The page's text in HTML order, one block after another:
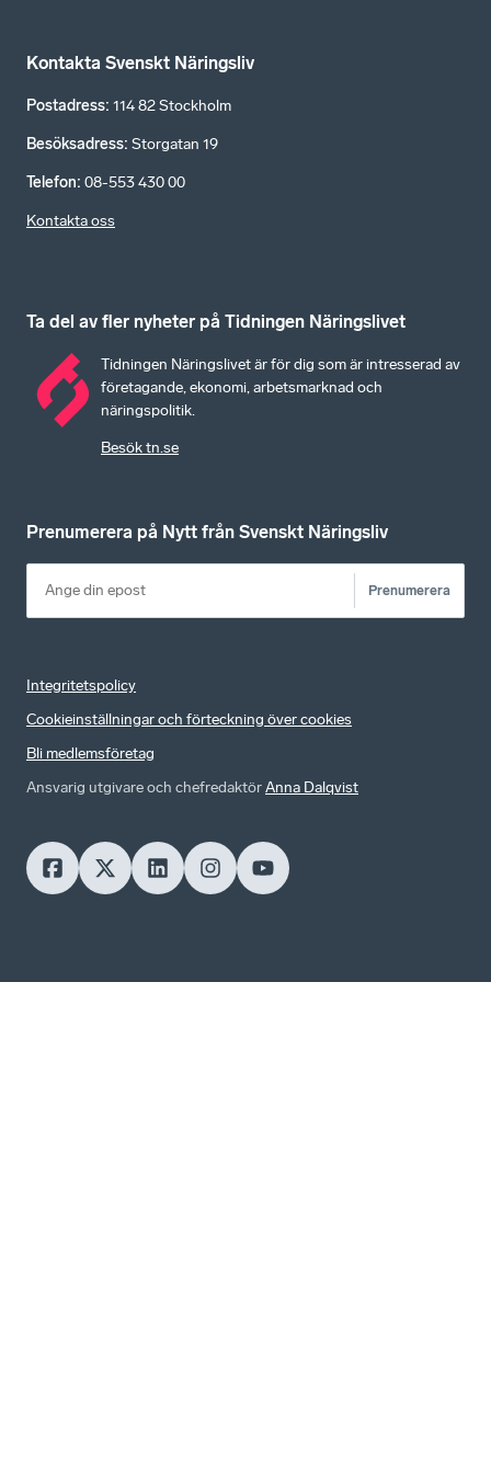
Kontakta Svenskt Näringsliv
Postadress: 114 82 Stockholm
Besöksadress: Storgatan 19
Telefon: 08-553 430 00
Kontakta oss
Ta del av fler nyheter på Tidningen Näringslivet
Tidningen Näringslivet är för dig som är intresserad av
företagande, ekonomi, arbetsmarknad och
näringspolitik.
Besök tn.se
Prenumerera på Nytt från Svenskt Näringsliv
Prenumerera
Integritetspolicy
Cookieinställningar och förteckning över cookies
Bli medlemsföretag
Ansvarig utgivare och chefredaktörAnna Dalqvist